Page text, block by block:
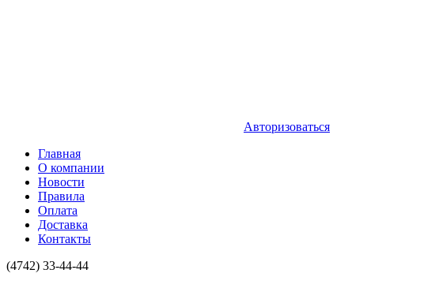
Авторизоваться
Главная
О компании
Новости
Правила
Оплата
Доставка
Контакты
(4742) 33-44-44